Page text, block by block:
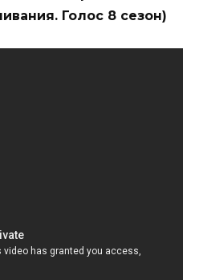
Голос 8 сезон)